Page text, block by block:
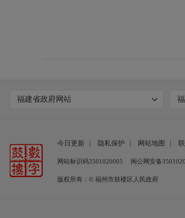
福建省政府网站
今日更新 隐私保护 网站地图
网站标识码3501020005 闽公网安备
版权所有：© 福州市鼓楼区人民政府